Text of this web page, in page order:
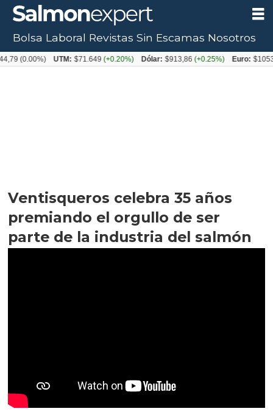
Ventisqueros celebra 35 años
premiando el orgullo de ser
parte de la industria del salmón
Bolsa Laboral Revistas Sin Escamas Nosotros
UTM: $71.649(+0.20%) Dólar: $913,86(+0.25%) Euro: $1053,08 (-